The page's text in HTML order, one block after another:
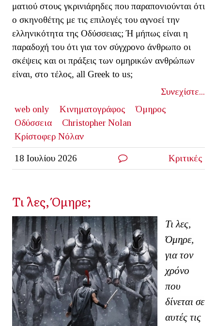
ματιού στους γκρινιάρηδες που παραπονιούνται ότι
ο σκηνοθέτης με τις επιλογές του αγνοεί την
ελληνικότητα της Οδύσσειας; Ή μήπως είναι η
παραδοχή του ότι για τον σύγχρονο άνθρωπο οι
σκέψεις και οι πράξεις των ομηρικών ανθρώπων
είναι, στο τέλος, all Greek to us;
Συνεχίστε...
web only
Κινηματογράφος
Όμηρος
Οδύσσεια
Christopher Nolan
Κρίστοφερ Νόλαν
18 Ιουλίου 2026 Κριτικές
Τι λες, Όμηρε;
Τι λες,
Όμηρε,
για τον
χρόνο
που
δίνεται σε
αυτές τις